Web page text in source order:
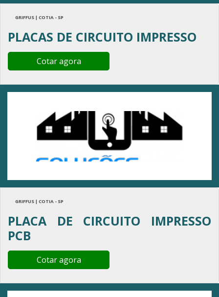
GRIFFUS | COTIA - SP
PLACAS DE CIRCUITO IMPRESSO
Cotar agora
GRIFFUS | COTIA - SP
PLACA DE CIRCUITO IMPRESSO
PCB
Cotar agora